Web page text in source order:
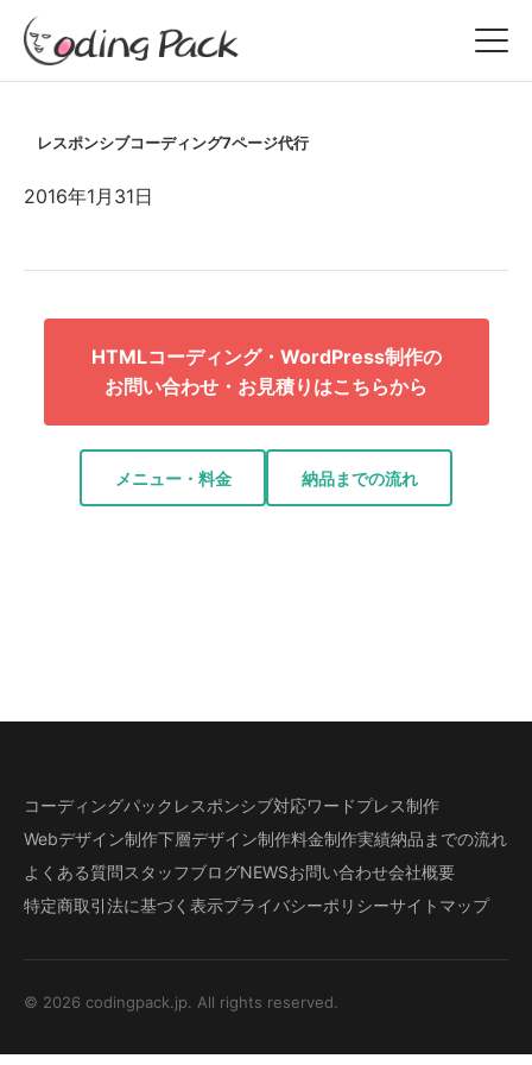
レスポンシブコーディング7ページ代行
2016年1月31日
HTMLコーディング・WordPress制作の
お問い合わせ・お見積りはこちらから
メニュー・料金 納品までの流れ
コーディングパック レスポンシブ対応ワードプレス制作
Webデザイン制作下層デザイン制作料金制作実績納品までの流れ
よくある質問スタッフブログNEWSお問い合わせ会社概要
特定商取引法に基づく表示プライバシーポリシーサイトマップ
© 2026 codingpack.jp. All rights reserved.